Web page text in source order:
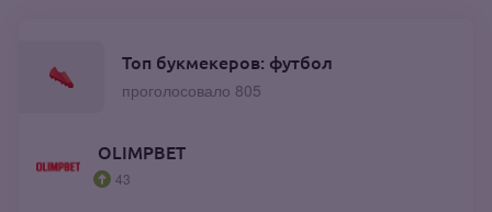
Топ букмекеров: футбол
проголосовало 805
OLIMPBET
43